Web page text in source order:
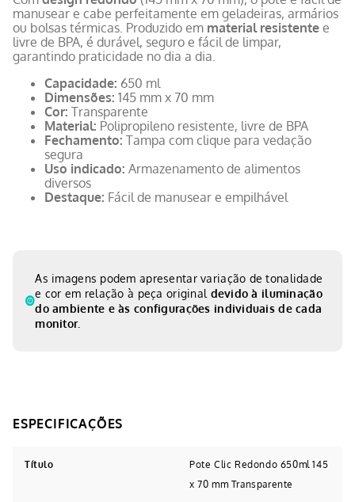
manusear e cabe perfeitamente em geladeiras, armários
ou bolsas térmicas. Produzido em material resistente e
livre de BPA, é durável, seguro e fácil de limpar,
garantindo praticidade no dia a dia.
Capacidade: 650 ml
Dimensões: 145 mm x 70 mm
Cor: Transparente
Material: Polipropileno resistente, livre de BPA
Fechamento: Tampa com clique para vedação
segura
Uso indicado: Armazenamento de alimentos
diversos
Destaque: Fácil de manusear e empilhável
As imagens podem apresentar variação de tonalidade
e cor em relação à peça original devido à iluminação
do ambiente e às configurações individuais de cada
monitor.
Título
Pote Clic Redondo 650ml 145
x 70 mm Transparente